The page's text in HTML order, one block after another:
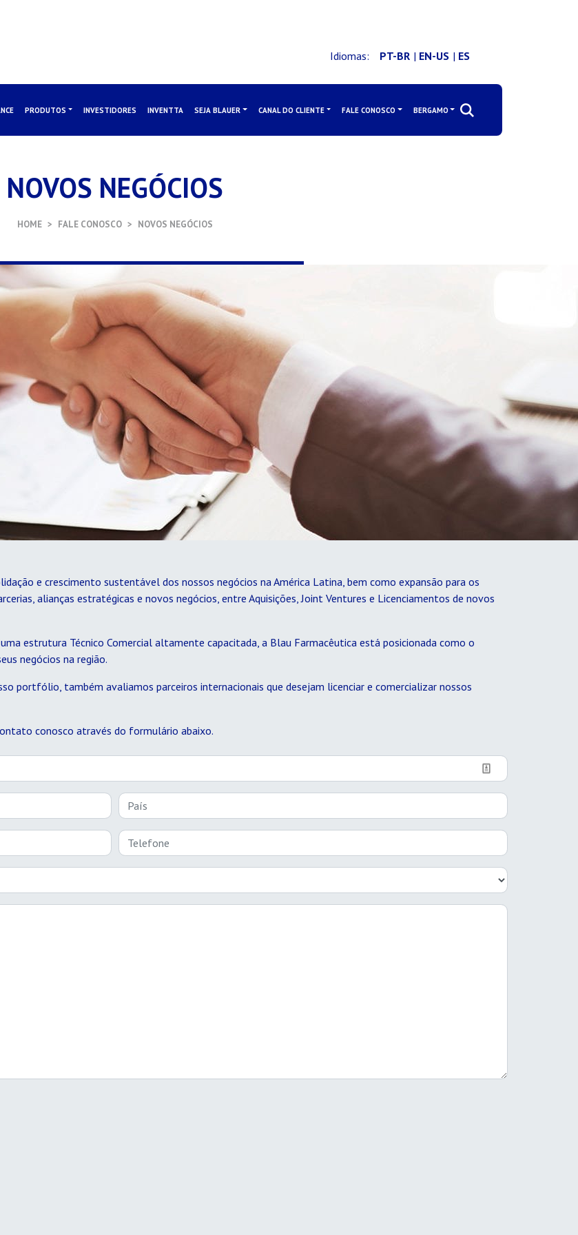
Idiomas: PT-BR | EN-US | ES
PRODUTOS INVESTIDORES INVENTTA SEJA BLAUER CANAL DO CLIENTE FALE CONOSCO BERGAMO
NOVOS NEGÓCIOS
HOME FALE CONOSCO NOVOS NEGÓCIOS
e crescimento sustentável dos nossos negócios na América Latina, bem como expansão para os
alianças estratégicas e novos negócios, entre Aquisições, Joint Ventures e Licenciamentos de novos
estrutura Técnico Comercial altamente capacitada, a Blau Farmacêutica está posicionada como o
negócios na região.
portfólio, também avaliamos parceiros internacionais que desejam licenciar e comercializar nossos
conosco através do formulário abaixo.